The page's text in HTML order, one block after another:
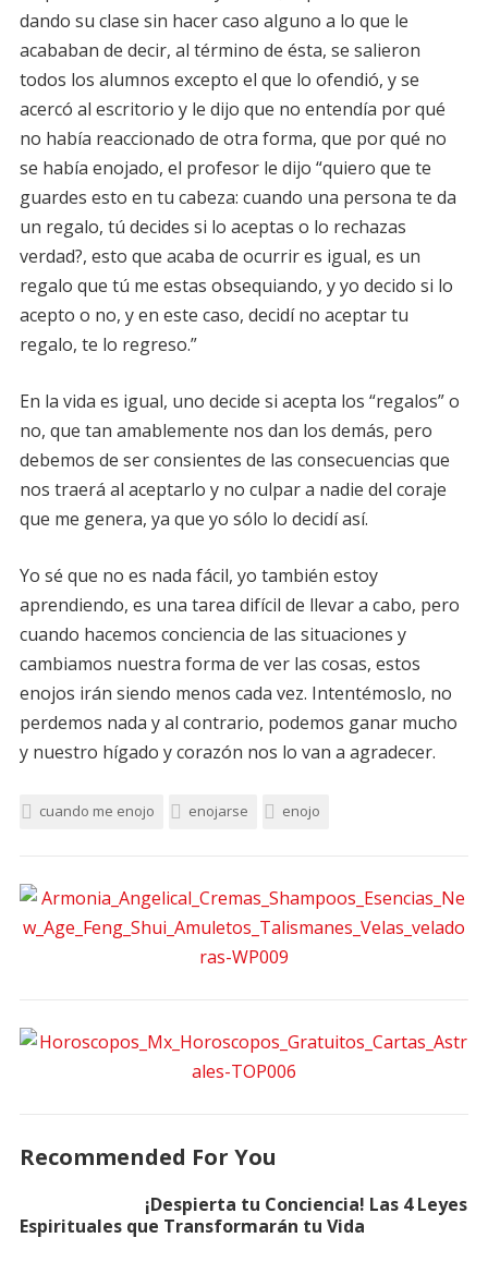
dando su clase sin hacer caso alguno a lo que le
acababan de decir, al término de ésta, se salieron
todos los alumnos excepto el que lo ofendió, y se
acercó al escritorio y le dijo que no entendía por qué
no había reaccionado de otra forma, que por qué no
se había enojado, el profesor le dijo “quiero que te
guardes esto en tu cabeza: cuando una persona te da
un regalo, tú decides si lo aceptas o lo rechazas
verdad?, esto que acaba de ocurrir es igual, es un
regalo que tú me estas obsequiando, y yo decido si lo
acepto o no, y en este caso, decidí no aceptar tu
regalo, te lo regreso.”
En la vida es igual, uno decide si acepta los “regalos” o
no, que tan amablemente nos dan los demás, pero
debemos de ser consientes de las consecuencias que
nos traerá al aceptarlo y no culpar a nadie del coraje
que me genera, ya que yo sólo lo decidí así.
Yo sé que no es nada fácil, yo también estoy
aprendiendo, es una tarea difícil de llevar a cabo, pero
cuando hacemos conciencia de las situaciones y
cambiamos nuestra forma de ver las cosas, estos
enojos irán siendo menos cada vez. Intentémoslo, no
perdemos nada y al contrario, podemos ganar mucho
y nuestro hígado y corazón nos lo van a agradecer.
cuando me enojo enojarse enojo
Recommended For You
¡Despierta tu Conciencia! Las 4 Leyes
Espirituales que Transformarán tu Vida